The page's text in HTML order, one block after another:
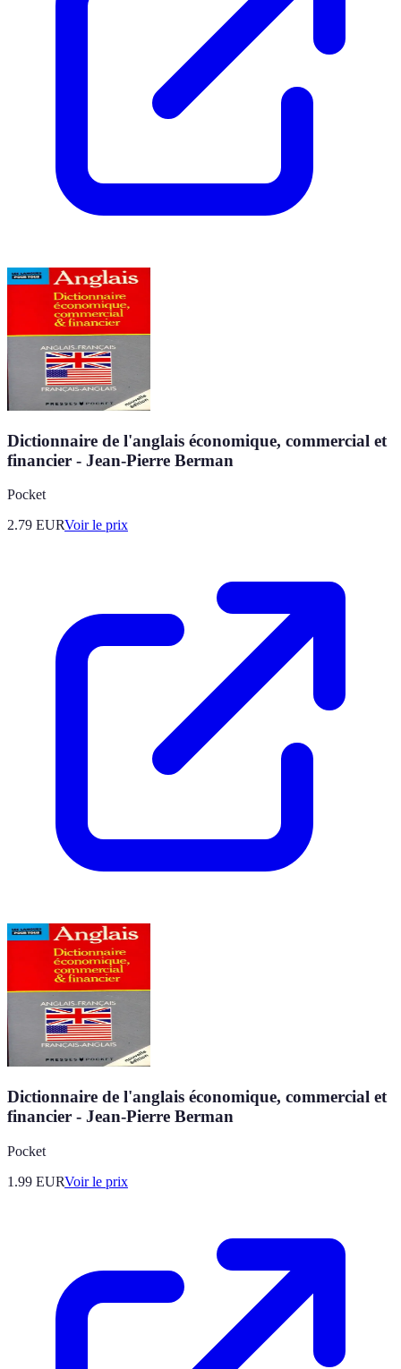
Dictionnaire de l'anglais économique, commercial et
financier - Jean-Pierre Berman
Pocket
2.79 EURVoir le prix
Dictionnaire de l'anglais économique, commercial et
financier - Jean-Pierre Berman
Pocket
1.99 EURVoir le prix